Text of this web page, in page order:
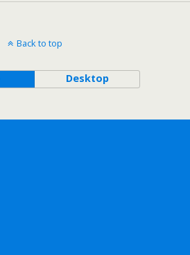
Back to top
Desktop